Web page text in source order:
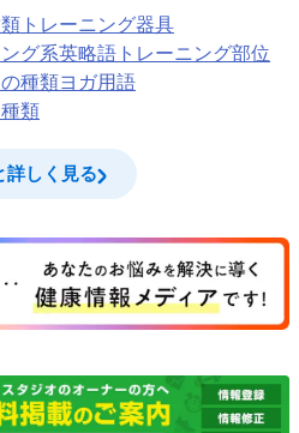
トレーニング器具
ング系英略語 トレーニング部位
種類ヨガ用語
類
詳しく見る